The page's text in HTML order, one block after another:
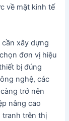
về mặt kinh tế
xây dựng
đơn vị hiệu
bị đúng
nghệ, các
trở nên
nâng cao
tranh trên thị